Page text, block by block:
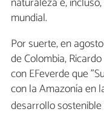
mundial.
Por suerte, en
de Colombia,
con EFeverde que
con la Amazonía en
desarrollo